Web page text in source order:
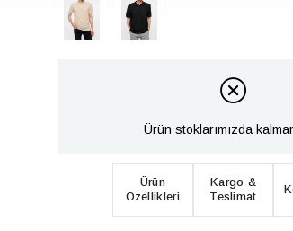
Ürün stoklarımızda
Ürün
Özellikleri
Kargo &
Teslimat